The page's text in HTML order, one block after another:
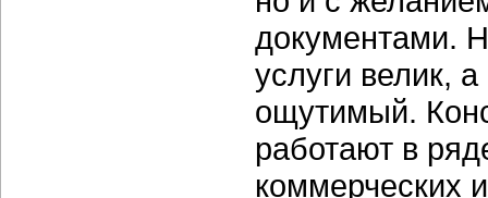
документами.
услуги велик,
ощутимый.
работают в
коммерческих